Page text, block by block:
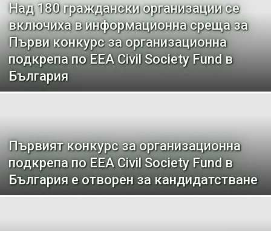
Над 180 граждански организации се
включиха в информационна среща за
Първи конкурс за организационна
подкрепа по EEA Civil Society Fund в
България
Първият конкурс за организационна
подкрепа по EEA Civil Society Fund в
България e отворен за кандидатстване